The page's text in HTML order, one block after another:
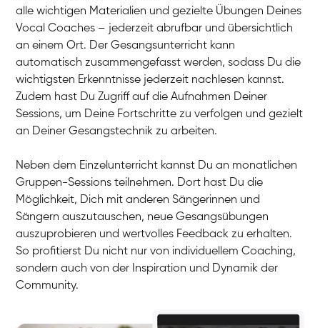
alle wichtigen Materialien und gezielte Übungen Deines
Vocal Coaches – jederzeit abrufbar und übersichtlich
an einem Ort. Der Gesangsunterricht kann
automatisch zusammengefasst werden, sodass Du die
wichtigsten Erkenntnisse jederzeit nachlesen kannst.
Zudem hast Du Zugriff auf die Aufnahmen Deiner
Sessions, um Deine Fortschritte zu verfolgen und gezielt
an Deiner Gesangstechnik zu arbeiten.
Neben dem Einzelunterricht kannst Du an monatlichen
Gruppen-Sessions teilnehmen. Dort hast Du die
Möglichkeit, Dich mit anderen Sängerinnen und
Sängern auszutauschen, neue Gesangsübungen
auszuprobieren und wertvolles Feedback zu erhalten.
So profitierst Du nicht nur von individuellem Coaching,
sondern auch von der Inspiration und Dynamik der
Community.